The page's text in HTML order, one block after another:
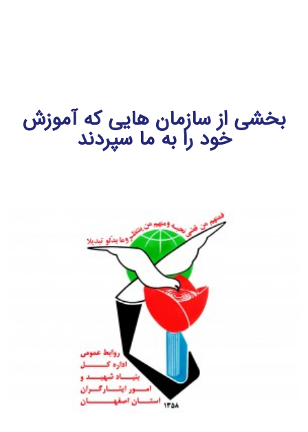
بخشی از سازمان هایی که آموزش
خود را به ما سپردند